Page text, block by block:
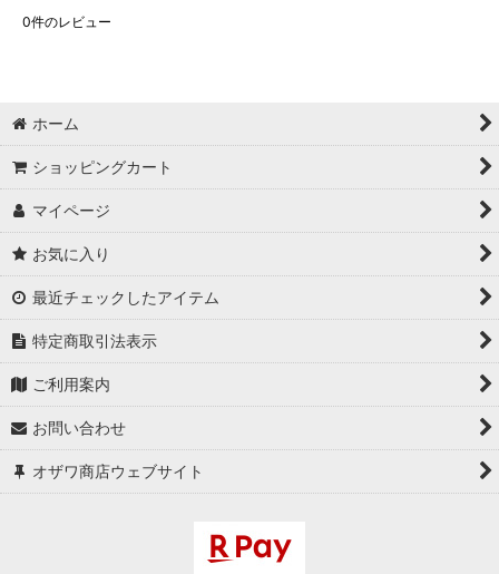
0件のレビュー
ホーム
ショッピングカート
マイページ
お気に入り
最近チェックしたアイテム
特定商取引法表示
ご利用案内
お問い合わせ
オザワ商店ウェブサイト